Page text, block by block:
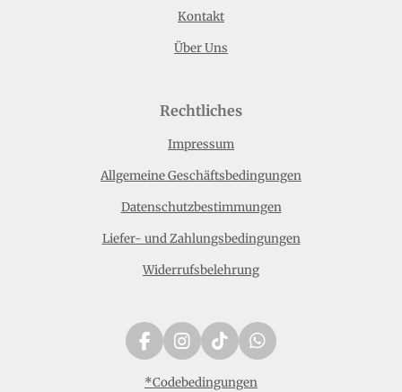
Kontakt
Über Uns
Rechtliches
Impressum
Allgemeine Geschäftsbedingungen
Datenschutzbestimmungen
Liefer- und Zahlungsbedingungen
Widerrufsbelehrung
F
a
c
I
n
s
T
i
k
W
h
a
*Codebedingungen